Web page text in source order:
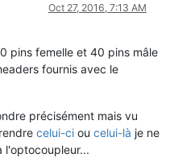
Oct 27, 2016, 7:13 AM
pins femelle et 40 pins mâle
fournis avec le
précisément mais vu
celui-ci ou celui-là je ne
l'optocoupleur...